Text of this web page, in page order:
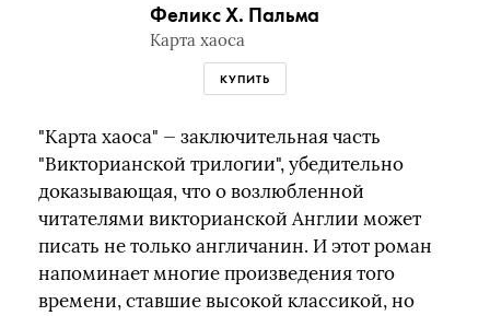
Феликс Х. Пальма
Карта хаоса
КУПИТЬ
"Карта хаоса" — заключительная часть
"Викторианской трилогии", убедительно
доказывающая, что о возлюбленной
читателями викторианской Англии может
писать не только англичанин. И этот роман
напоминает многие произведения того
времени, ставшие высокой классикой, но